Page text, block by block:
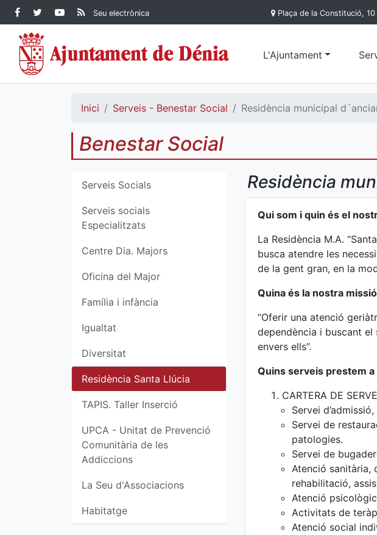
Contingut principal
Facebook Ajuntament de
Dénia
Twitter Ajuntament de
Dénia
YouTube Ajuntament
de Dénia
RSS Actualitat
Ajuntament de
Seu electrònica Plaça de la Constitució, 10
L'Ajuntament
Inici Serveis - Benestar Social Residència municipal
Benestar Social
Serveis Socials
Serveis socials
Especialitzats
Centre Dia. Majors
Oficina del Major
Família i infància
Igualtat
Diversitat
Residència Santa Llúcia
TAPIS. Taller Inserció
UPCA - Unitat de Prevenció
Comunitària de les
Addiccions
La Seu d'Associacions
Habitatge
Residència
Qui som i quin és el
La Residència M.A.
busca atendre les
de la gent gran, en la
Quina és la nostra
“Oferir una atenció
dependència i buscant
envers ells”.
Quins serveis prestem
CARTERA DE
Servei
Servei de
patologies.
Servei de
Atenció sanitària,
rehabilitació,
Atenció
Activitats de
Atenció social